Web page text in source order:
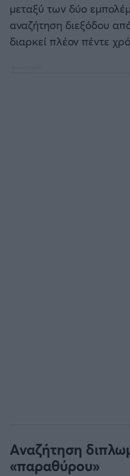
Τσέλσι
μεταξύ των δύο
αναζήτηση διεξόδου
διαρκεί πλέον πέντε
Αναζήτηση
«παραθύρου»